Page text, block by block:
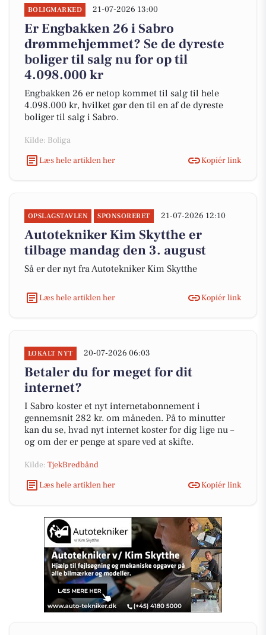
BOLIGMARKED 21-07-2026 13:00
Er Engbakken 26 i Sabro
drømmehjemmet? Se de dyreste
boliger til salg nu for op til
4.098.000 kr
Engbakken 26 er netop kommet til salg til hele
4.098.000 kr, hvilket gør den til en af de dyreste
boliger til salg i Sabro.
Kilde: Boliga
Læs hele artiklen her
Kopiér link
OPSLAGSTAVLEN SPONSORERET 21-07-2026 12:10
Autotekniker Kim Skytthe er
tilbage mandag den 3. august
Så er der nyt fra Autotekniker Kim Skytthe
Læs hele artiklen her Kopiér link
LOKALT NYT 20-07-2026 06:03
Betaler du for meget for dit
internet?
I Sabro koster et nyt internetabonnement i
gennemsnit 282 kr. om måneden. På to minutter
kan du se, hvad nyt internet koster for dig lige nu –
og om der er penge at spare ved at skifte.
Kilde: TjekBredbånd
Læs hele artiklen her
Kopiér link